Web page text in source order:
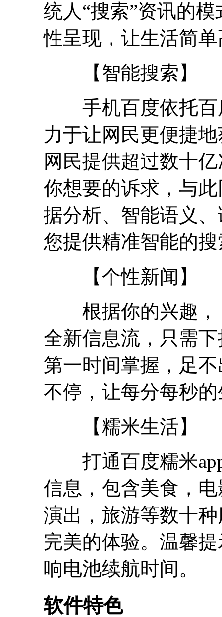
统人“搜索”资讯的
性呈现，让生活简
【智能搜索】
手机百度依托百
力于让网民更便捷
网民提供超过数十
你想要的诉求，与
据分析、智能语义
您提供精准智能的
【个性新闻】
根据你的兴趣，
全新信息流，只需
第一时间掌握，足
不停，让每分每秒
【糯米生活】
打通百度糯米app
信息，包含美食，
演出，旅游等数十
完美的体验。温馨
响电池续航时间。
软件特色